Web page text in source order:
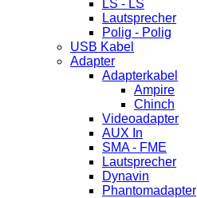
LS - LS
Lautsprecher
Polig - Polig
USB Kabel
Adapter
Adapterkabel
Ampire
Chinch
Videoadapter
AUX In
SMA - FME
Lautsprecher
Dynavin
Phantomadapter